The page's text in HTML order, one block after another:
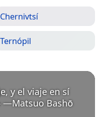
Chernivtsí
Ternópil
y el viaje en sí
—Matsuo Bashō